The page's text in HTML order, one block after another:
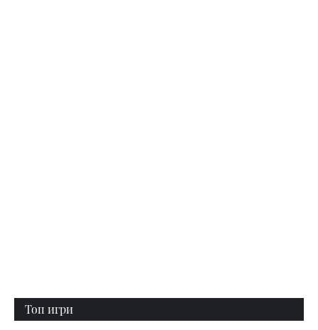
Топ игри